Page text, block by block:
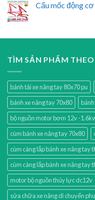
Cẩu mốc động
TÌM SẢN PHẨM
bánh tải xe nâng tay 80x70 pu
bánh xe nâng tay 70x80
bộ nguồn motor bơm 12v -
cùm bánh xe nâng tay 70x80
cùm càng lắp bánh xe nâng tay
cùm càng lắp bánh xe nâng tay
motor bộ nguồn thủy lực dc12v
sửa chữa xe nâng di chuyển